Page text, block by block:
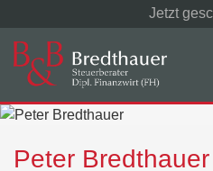
Jetzt
Startseite
Peter Bredthauer